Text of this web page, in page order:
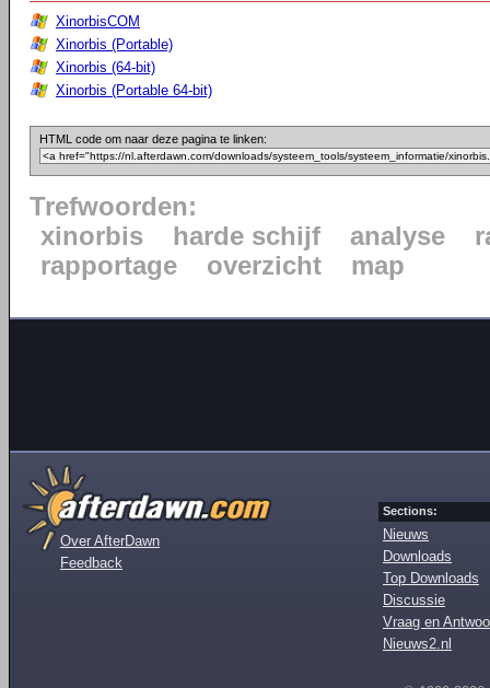
XinorbisCOM
Xinorbis (Portable)
Xinorbis (64-bit)
Xinorbis (Portable 64-bit)
HTML code om naar deze pagina te linken:
Trefwoorden:
xinorbis
harde schijf analyse
rapportage
overzicht map
Over AfterDawn
Feedback
Sections:
Nieuws
Downloads
Top Downloads
Discussie
Vraag en
Nieuws2.nl